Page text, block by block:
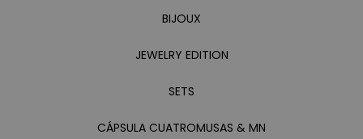
BIJOUX
JEWELRY EDITION
SETS
CÁPSULA CUATROMUSAS & MN